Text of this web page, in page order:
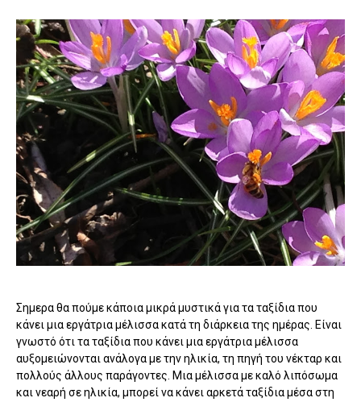
Σημερα θα πούμε κάποια μικρά μυστικά για τα ταξίδια που
κάνει μια εργάτρια μέλισσα κατά τη διάρκεια της ημέρας. Είναι
γνωστό ότι τα ταξίδια που κάνει μια εργάτρια μέλισσα
αυξομειώνονται ανάλογα με την ηλικία, τη πηγή του νέκταρ και
πολλούς άλλους παράγοντες. Μια μέλισσα με καλό λιπόσωμα
και νεαρή σε ηλικία, μπορεί να κάνει αρκετά ταξίδια μέσα στη